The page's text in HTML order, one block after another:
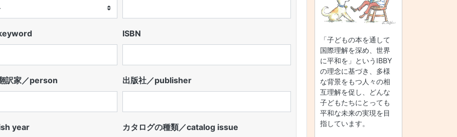
ISBN
訳家／person 出版社／publisher
year カタログの種類／catalog issue
「子どもの本を通して
国際理解を深め、世界
に平和を」というIBBY
の理念に基づき、多様
な背景をもつ人々の相
互理解を促し、どんな
子どもたちにとっても
平和な未来の実現を目
指しています。